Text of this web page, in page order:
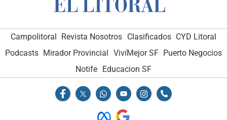
Campolitoral Revista Nosotros Clasificados CYD Litoral
Podcasts Mirador Provincial VivíMejor SF Puerto Negocios
Notife Educacion SF